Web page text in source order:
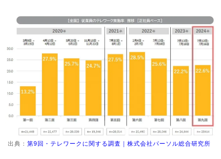
出典： 第9回・テレワークに関する調査｜株式会社パーソル総合研究所